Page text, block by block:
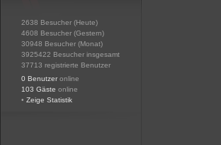
2638 Besucher (Heute)
4608 Besucher (Gestern)
30948 Besucher (Monat)
3925422 Besucher insgesamt
37713 registrierte Benutzer
0 Benutzer online
103 Gäste online
• Zeige Statistik